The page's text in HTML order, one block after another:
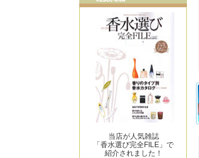
当店が人気雑誌
「香水選び完全FILE」で
紹介されました！